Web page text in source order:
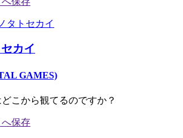
カイ
GAMES)
こから観てるのですか？